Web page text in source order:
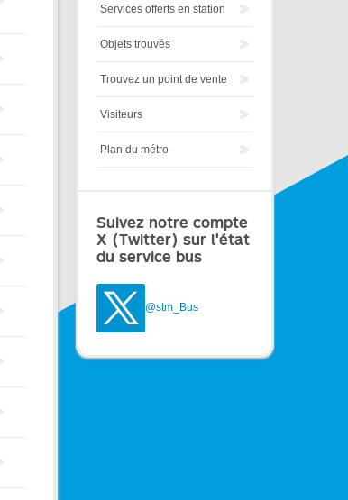
Services offerts en station
Objets trouvés
Trouvez un point de vente
Visiteurs
Plan du métro
Suivez notre compte
X (Twitter) sur l'état
du service bus
@stm_Bus